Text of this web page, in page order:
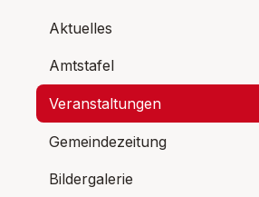
Aktuelles
Amtstafel
Veranstaltungen
Gemeindezeitung
Bildergalerie